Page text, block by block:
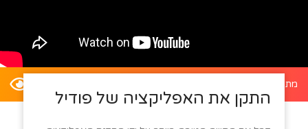
מתכון לדלעת ערמונים במילוי סלט קינואה - פודי
התקן את האפליקציה של פודיל